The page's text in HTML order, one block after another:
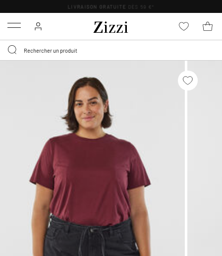
LIVRAISON GRATUITE DÈS 59 €*
Menu